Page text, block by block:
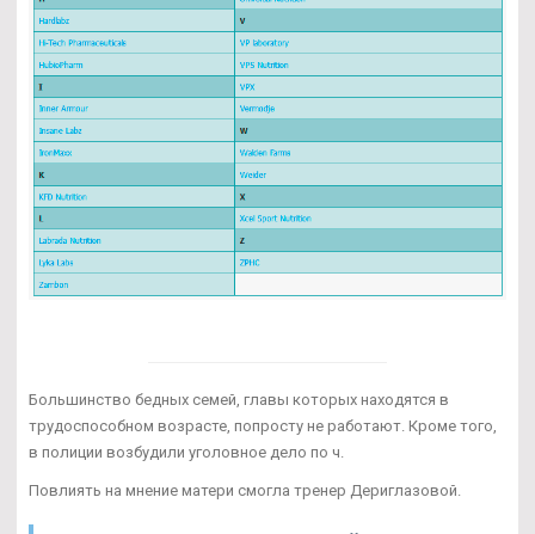
Большинство бедных семей, главы которых находятся в
трудоспособном возрасте, попросту не работают. Кроме того,
в полиции возбудили уголовное дело по ч.
Повлиять на мнение матери смогла тренер Дериглазовой.